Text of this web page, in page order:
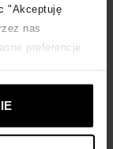
"Akceptuję
nas
preferencje